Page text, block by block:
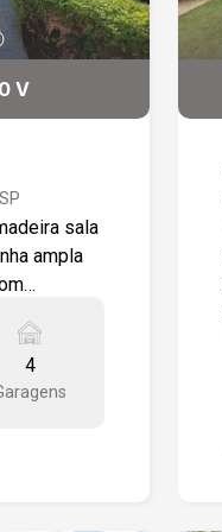
V
sala
ampla
de
2 suítes
closet
4